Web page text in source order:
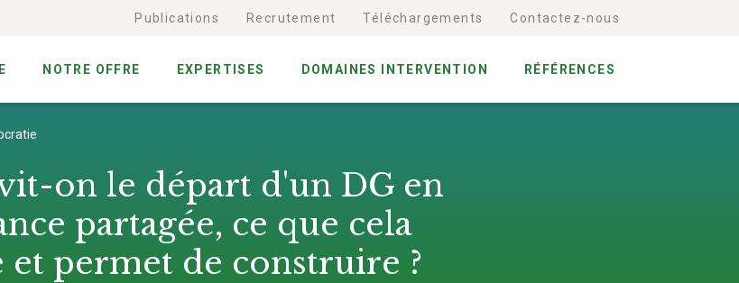
Publications Recrutement Téléchargements Contactez-nous
NOTRE OFFRE EXPERTISES DOMAINES INTERVENTION RÉFÉRENCES
on le départ d'un DG en
partagée, ce que cela
permet de construire ?